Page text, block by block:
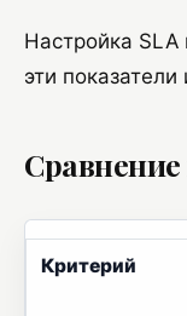
Настройка SLA
эти
Сравнение
Критерий